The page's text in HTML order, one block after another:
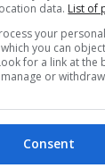
data. List of
your
you can
for a link at the
or
Consent